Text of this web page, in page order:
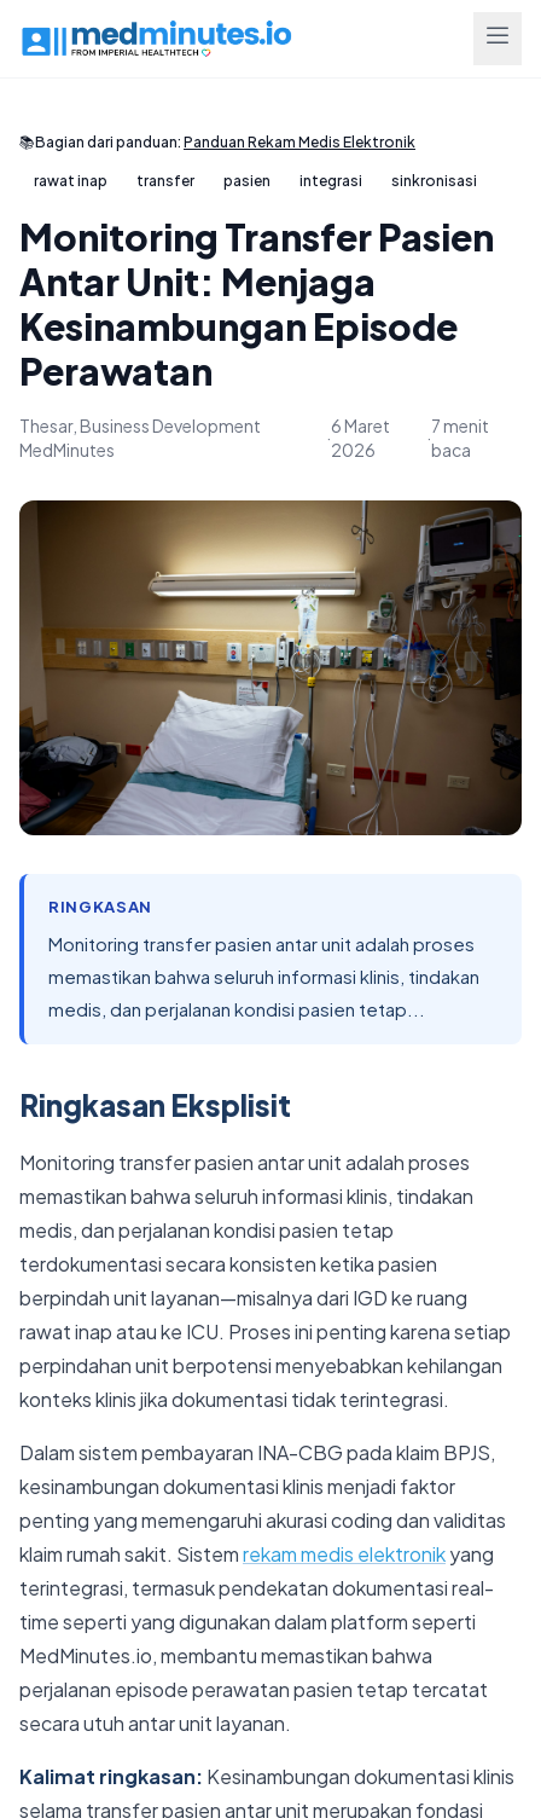
📚Bagian dari panduan: Panduan Rekam Medis Elektronik
rawat inap transfer pasien integrasi sinkronisasi
Monitoring Transfer Pasien
Antar Unit: Menjaga
Kesinambungan Episode
Perawatan
Thesar, Business Development
MedMinutes
·
6 Maret
2026
·
7 menit
baca
RINGKASAN
Monitoring transfer pasien antar unit adalah proses
memastikan bahwa seluruh informasi klinis, tindakan
medis, dan perjalanan kondisi pasien tetap...
Ringkasan Eksplisit
Monitoring transfer pasien antar unit adalah proses
memastikan bahwa seluruh informasi klinis, tindakan
medis, dan perjalanan kondisi pasien tetap
terdokumentasi secara konsisten ketika pasien
berpindah unit layanan—misalnya dari IGD ke ruang
rawat inap atau ke ICU. Proses ini penting karena setiap
perpindahan unit berpotensi menyebabkan kehilangan
konteks klinis jika dokumentasi tidak terintegrasi.
Dalam sistem pembayaran INA-CBG pada klaim BPJS,
kesinambungan dokumentasi klinis menjadi faktor
penting yang memengaruhi akurasi coding dan validitas
klaim rumah sakit. Sistemrekam medis elektronikyang
terintegrasi, termasuk pendekatan dokumentasi real-
time seperti yang digunakan dalam platform seperti
MedMinutes.io, membantu memastikan bahwa
perjalanan episode perawatan pasien tetap tercatat
secara utuh antar unit layanan.
Kalimat ringkasan: Kesinambungan dokumentasi klinis
selama transfer pasien antar unit merupakan fondasi